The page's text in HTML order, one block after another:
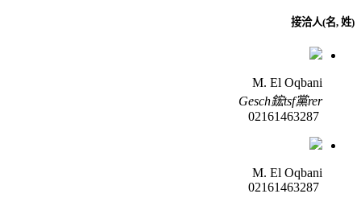
接洽人(名, 姓)
M. El Oqbani
Gesch鋐tsf黨rer
M. El Oqbani